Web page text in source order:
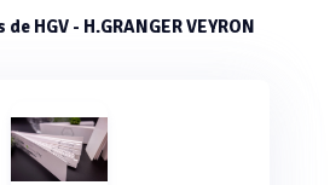
HGV - H.GRANGER VEYRON